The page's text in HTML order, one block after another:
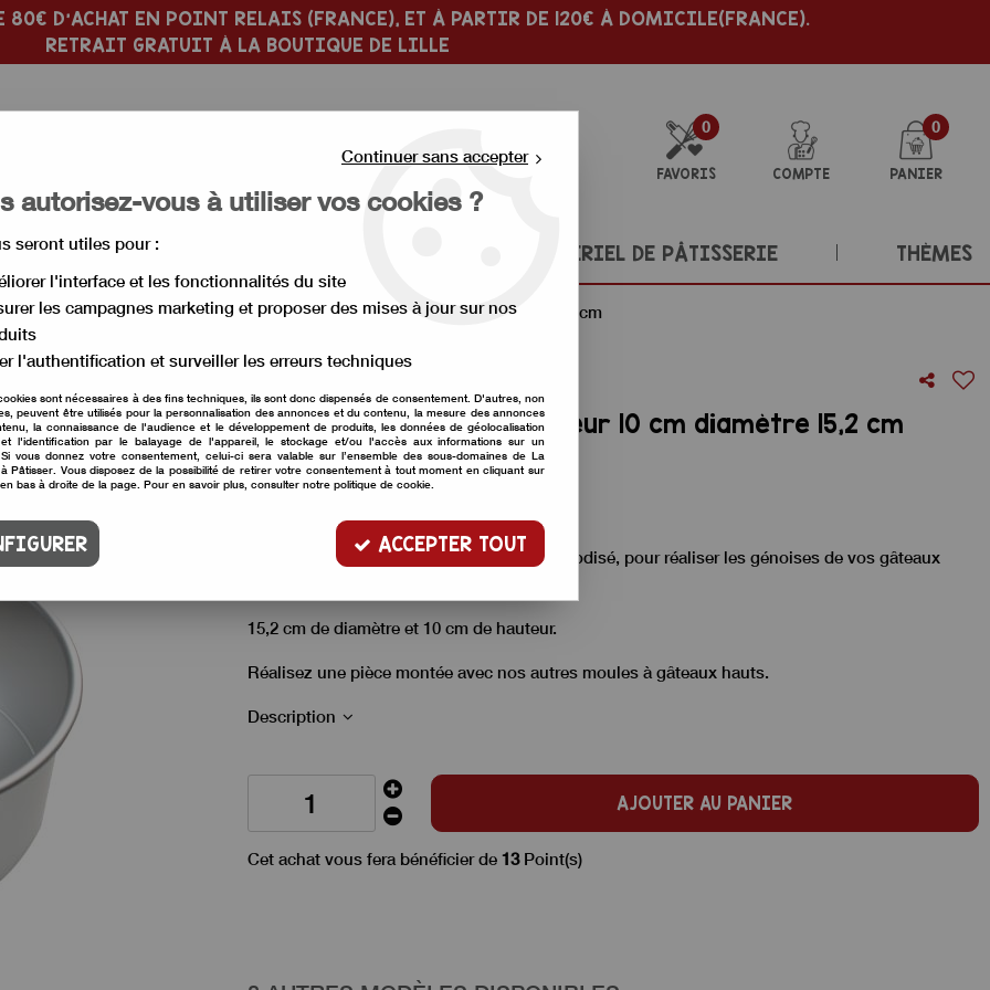
D'ACHAT EN POINT RELAIS (FRANCE), ET À PARTIR DE 120€ À DOMICILE(FRANCE).
RETRAIT GRATUIT À LA BOUTIQUE DE LILLE
0
FAVORIS COMPTE
0
PANIER
MATÉRIEL DE PÂTISSERIE THÈMES
haut et layer cake >Moule rond en métal hauteur 10 cm diamètre 15,2 cm
Moule rond en métal hauteur 10 cm diamètre 15,2 cm
Soyez le premier à donner votre avis !
Moule rond extra profond en aluminium anodisé, pour réaliser les génoises de vos gâteaux
15,2 cm de diamètre et 10 cm de hauteur.
Réalisez une pièce montée avec nos autres moules à gâteaux hauts.
Description
AJOUTER AU PANIER
Cet achat vous fera bénéficier de 13Point(s)
Continuer sans accepter
autorisez-vous à utiliser vos cookies ?
seront utiles pour :
l'interface et les fonctionnalités du site
les campagnes marketing et proposer des mises à jour sur nos
l'authentification et surveiller les erreurs techniques
sont nécessaires à des fins techniques, ils sont donc dispensés de consentement. D'autres, non
peuvent être utilisés pour la personnalisation des annonces et du contenu, la mesure des annonces
la connaissance de l'audience et le développement de produits, les données de géolocalisation
l'identification par le balayage de l'appareil, le stockage et/ou l'accès aux informations sur un
vous donnez votre consentement, celui-ci sera valable sur l’ensemble des sous-domaines de La
Pâtisser. Vous disposez de la possibilité de retirer votre consentement à tout moment en cliquant sur
bas à droite de la page. Pour en savoir plus, consulter notre politique de cookie.
ACCEPTER TOUT